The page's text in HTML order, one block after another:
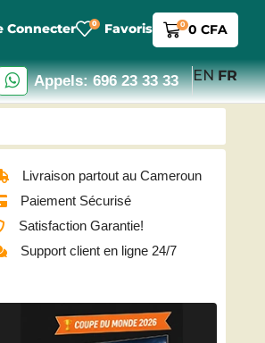
Connecter 0 Favoris 0 0 CFA
Appels: 696 23 33 33 EN FR
Livraison partout au Cameroun
Paiement Sécurisé
Satisfaction Garantie!
Support client en ligne 24/7